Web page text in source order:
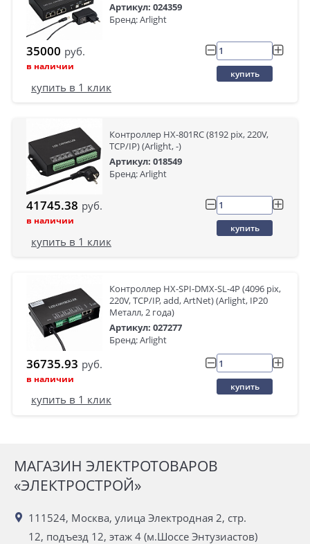
Артикул: 024359
Бренд: Arlight
35000 руб.
в наличии
купить
купить в 1 клик
Контроллер HX-801RC (8192 pix, 220V,
TCP/IP) (Arlight, -)
Артикул: 018549
Бренд: Arlight
41745.38 руб.
в наличии
купить
купить в 1 клик
Контроллер HX-SPI-DMX-SL-4P (4096 pix,
220V, TCP/IP, add, ArtNet) (Arlight, IP20
Металл, 2 года)
Артикул: 027277
Бренд: Arlight
36735.93 руб.
в наличии
купить
купить в 1 клик
МАГАЗИН ЭЛЕКТРОТОВАРОВ
«ЭЛЕКТРОСТРОЙ»
111524, Москва, улица Электродная 2, стр.
12, подъезд 12, этаж 4 (м.Шоссе Энтузиастов)